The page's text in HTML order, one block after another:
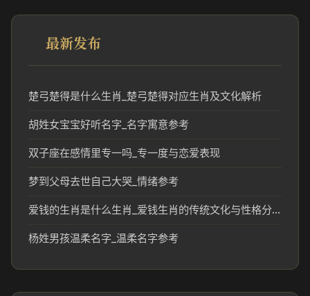
最新发布
楚弓楚得是什么生肖_楚弓楚得对应生肖及文化解析
胡姓女宝宝好听名字_名字寓意参考
双子座在感情里专一吗_专一度与恋爱表现
梦到父母去世自己大哭_情绪参考
爱钱的生肖是什么生肖_爱钱生肖的传统文化与性格分析
杨姓男孩温柔名字_温柔名字参考